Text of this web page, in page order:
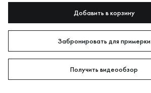
Добавить в корзину
Забронировать для примерки
Получить видеообзор